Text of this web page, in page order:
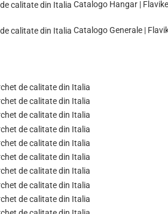
Catalogo Hangar |
Catalogo Generale |